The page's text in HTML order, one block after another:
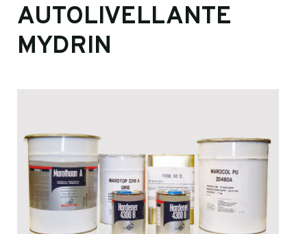
AUTOLIVELLANTE
MYDRIN